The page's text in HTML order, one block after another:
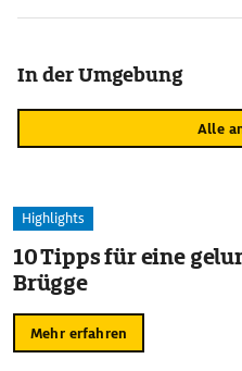
In der Umgebung
Alle
Highlights
10 Tipps für eine
Brügge
Mehr erfahren